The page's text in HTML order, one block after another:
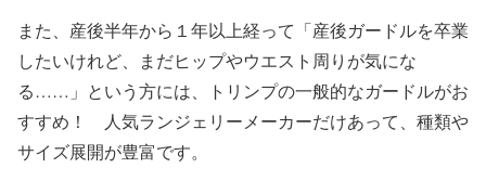
また、産後半年から１年以上経って「産後ガードルを卒業
したいけれど、まだヒップやウエスト周りが気にな
る……」という方には、トリンプの一般的なガードルがお
すすめ！ 人気ランジェリーメーカーだけあって、種類や
サイズ展開が豊富です。